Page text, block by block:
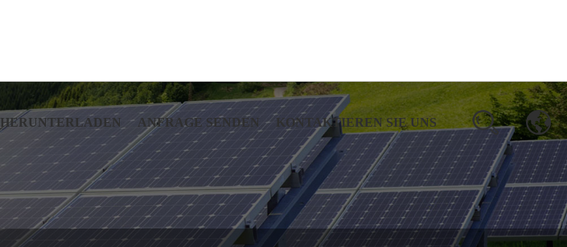
HERUNTERLADEN ANFRAGE SENDEN KONTAKTIEREN SIE UNS